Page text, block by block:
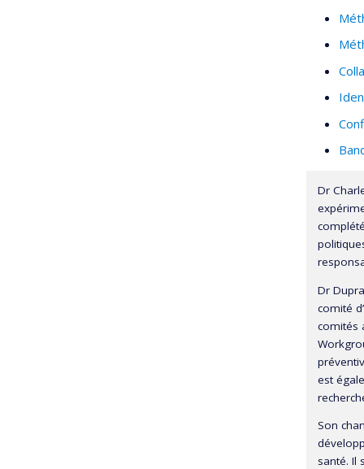
Dr
Dr
comité
comités
est
Son
santé. Il